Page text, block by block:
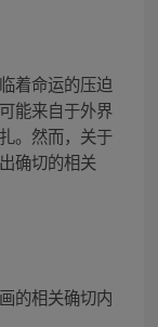
着命运的压迫
能来自于外界
。然而，关于
确切的相关
的相关确切内